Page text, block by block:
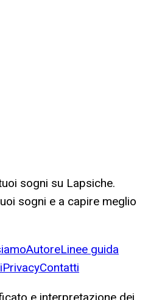
sogni su Lapsiche.
sogni e a capire meglio
AutoreLinee guida
PrivacyContatti
e interpretazione dei